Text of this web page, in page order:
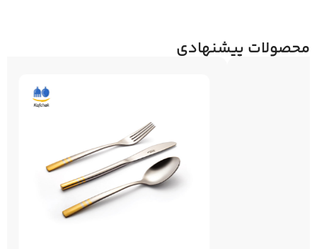
محصولات پیشنهادی